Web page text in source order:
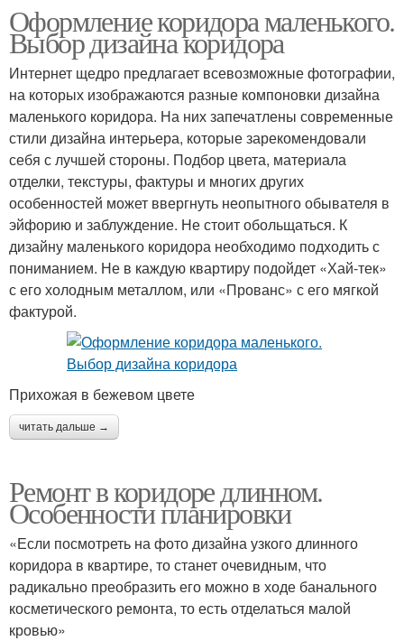
Оформление коридора маленького.
Выбор дизайна коридора
Интернет щедро предлагает всевозможные фотографии,
на которых изображаются разные компоновки дизайна
маленького коридора. На них запечатлены современные
стили дизайна интерьера, которые зарекомендовали
себя с лучшей стороны. Подбор цвета, материала
отделки, текстуры, фактуры и многих других
особенностей может ввергнуть неопытного обывателя в
эйфорию и заблуждение. Не стоит обольщаться. К
дизайну маленького коридора необходимо подходить с
пониманием. Не в каждую квартиру подойдет «Хай-тек»
с его холодным металлом, или «Прованс» с его мягкой
фактурой.
Прихожая в бежевом цвете
читать дальше →
Ремонт в коридоре длинном.
Особенности планировки
«Если посмотреть на фото дизайна узкого длинного
коридора в квартире, то станет очевидным, что
радикально преобразить его можно в ходе банального
косметического ремонта, то есть отделаться малой
кровью»